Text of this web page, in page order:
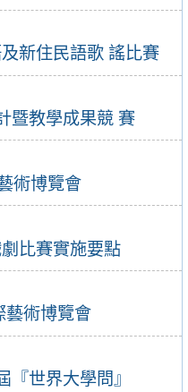
新住民語歌 謠比賽
暨教學成果競 賽
術博覽會
比賽實施要點
藝術博覽會
世界大學問』